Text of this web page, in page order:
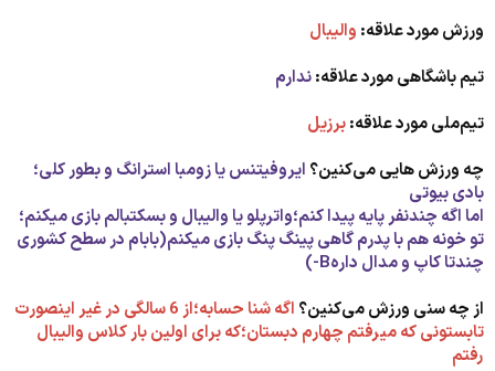
ورزش مورد علاقه: والیبال
تیم باشگاهی مورد علاقه:ندارم
تیم‌ملی مورد علاقه:برزیل
چه ورزش هایی می‌کنین؟ ایروفیتنس یا زومبا استرانگ و بطور کلی؛
بادی بیوتی
اما اگه چندنفر پایه پیدا کنم؛واترپلو یا والیبال و بسکتبالم بازی میکنم؛
تو خونه هم با پدرم گاهی پینگ پنگ بازی میکنم(بابام در سطح کشوری
چندتا کاپ و مدال دارهB-)
از چه سنی ورزش می‌کنین؟
اگه شنا حسابه؛از 6 سالگی در غیر اینصورت
تابستونی که میرفتم چهارم دبستان؛که برای اولین بار کلاس والیبال
رفتم